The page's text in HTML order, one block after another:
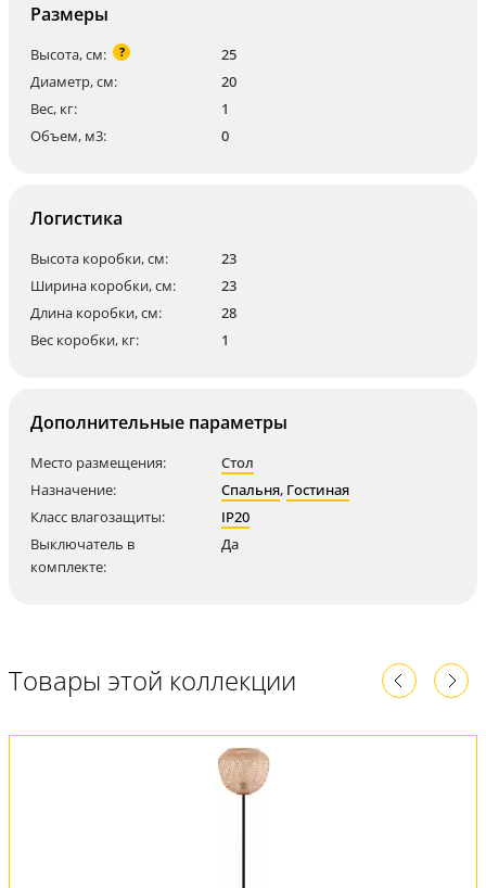
Размеры
Высота, см: ?
25
Диаметр, см:
20
Вес, кг:
1
Объем, м3:
0
Логистика
Высота коробки, см:
23
Ширина коробки, см:
23
Длина коробки, см:
28
Вес коробки, кг:
1
Дополнительные параметры
Место размещения:
Стол
Назначение:
Спальня, Гостиная
Класс влагозащиты:
IP20
Выключатель в
комплекте:
Да
Товары этой коллекции